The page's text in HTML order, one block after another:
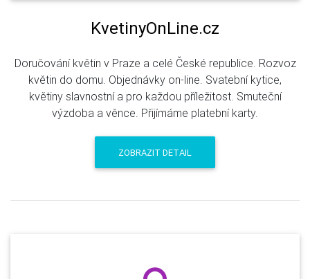
KvetinyOnLine.cz
Doručování květin v Praze a celé České republice. Rozvoz
květin do domu. Objednávky on-line. Svatební kytice,
květiny slavnostní a pro každou příležitost. Smuteční
výzdoba a věnce. Přijímáme platební karty.
ZOBRAZIT DETAIL